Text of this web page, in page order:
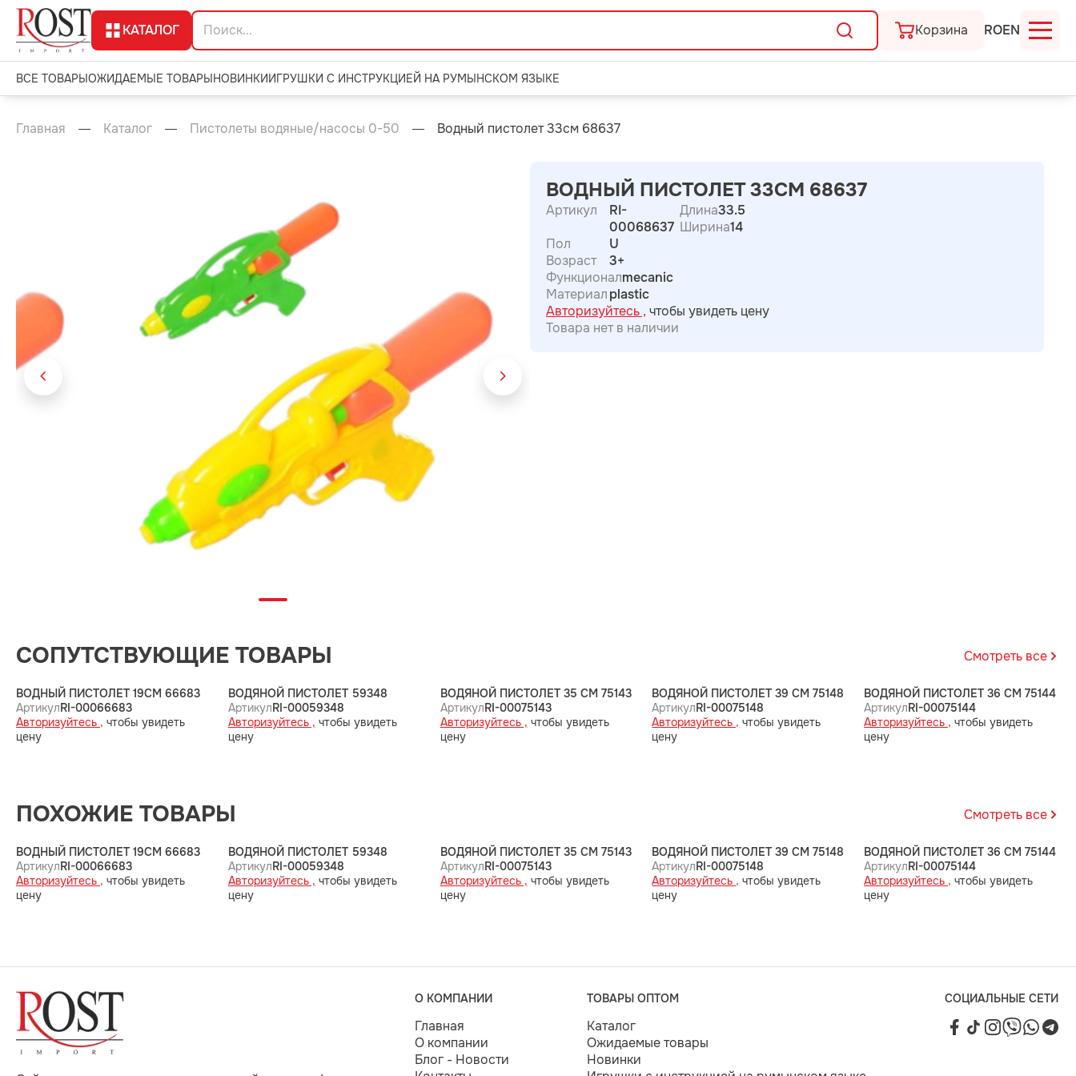
КАТАЛОГ Корзина ROEN
ВСЕ ТОВАРЫОЖИДАЕМЫЕ ТОВАРЫНОВИНКИИГРУШКИ С ИНСТРУКЦИЕЙ НА РУМЫНСКОМ ЯЗЫКЕ
Главная Каталог Пистолеты водяные/насосы 0-50 Водный пистолет 33см 68637
ВОДНЫЙ ПИСТОЛЕТ 33СМ 68637
Артикул
RI-
00068637
Пол
U
Возраст
3+
Функционалmecanic
Материалplastic
Длина33.5
Ширина14
Авторизуйтесь , чтобы увидеть цену
Товара нет в наличии
СОПУТСТВУЮЩИЕ ТОВАРЫ Смотреть все
ВОДНЫЙ ПИСТОЛЕТ 19СМ 66683
АртикулRI-00066683
Авторизуйтесь , чтобы увидеть
цену
ВОДЯНОЙ ПИСТОЛЕТ 59348
АртикулRI-00059348
Авторизуйтесь , чтобы увидеть
цену
ВОДЯНОЙ ПИСТОЛЕТ 35 СМ 75143
АртикулRI-00075143
Авторизуйтесь , чтобы увидеть
цену
ВОДЯНОЙ ПИСТОЛЕТ 39 СМ 75148
АртикулRI-00075148
Авторизуйтесь , чтобы увидеть
цену
ВОДЯНОЙ ПИСТОЛЕТ 36 СМ 75144
АртикулRI-00075144
Авторизуйтесь , чтобы увидеть
цену
ПОХОЖИЕ ТОВАРЫ Смотреть все
ВОДНЫЙ ПИСТОЛЕТ 19СМ 66683
АртикулRI-00066683
Авторизуйтесь , чтобы увидеть
цену
ВОДЯНОЙ ПИСТОЛЕТ 59348
АртикулRI-00059348
Авторизуйтесь , чтобы увидеть
цену
ВОДЯНОЙ ПИСТОЛЕТ 35 СМ 75143
АртикулRI-00075143
Авторизуйтесь , чтобы увидеть
цену
ВОДЯНОЙ ПИСТОЛЕТ 39 СМ 75148
АртикулRI-00075148
Авторизуйтесь , чтобы увидеть
цену
ВОДЯНОЙ ПИСТОЛЕТ 36 СМ 75144
АртикулRI-00075144
Авторизуйтесь , чтобы увидеть
цену
О КОМПАНИИ
Главная
О компании
Блог - Новости
ТОВАРЫ ОПТОМ
Каталог
Ожидаемые товары
Новинки
СОЦИАЛЬНЫЕ СЕТИ